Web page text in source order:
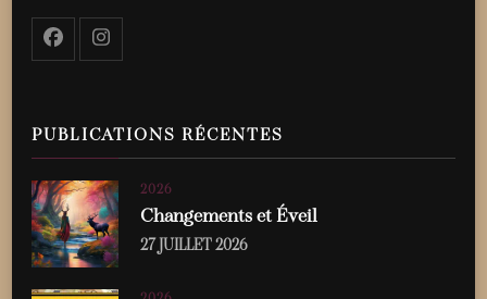
PUBLICATIONS RÉCENTES
2026
Changements et Éveil
27 JUILLET 2026